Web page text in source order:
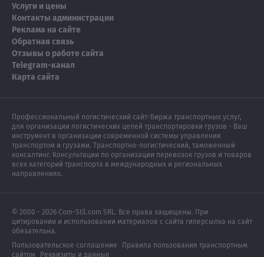
Услуги и цены
Контакты администрации
Реклама на сайте
Обратная связь
Отзывы о работе сайта
Telegram-канал
Карта сайта
Профессиональный логистический сайт-Биржа транспортных услуг,
для организации логистических цепей транспортировки грузов - Ваш
инструмент в организации современной системы управления
транспортом и грузами. Транспортно-логистический, таможенный
консалтинг. Консультации по организации перевозок грузов и товаров
всех категорий транспорта в международных и региональных
направлениях.
© 2000 - 2026 Com-Stil.com SRL. Все права защищены. При
цитировании и использовании материалов с сайта гиперсылка на сайт
обязательна.
Пользовательское соглашение
Правила пользования транспортным
сайтом
Реквизиты и данные